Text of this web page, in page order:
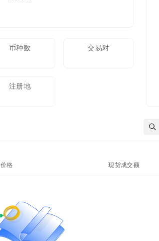
币种数 交易对
注册地
价格(24%) 24H现货成交额